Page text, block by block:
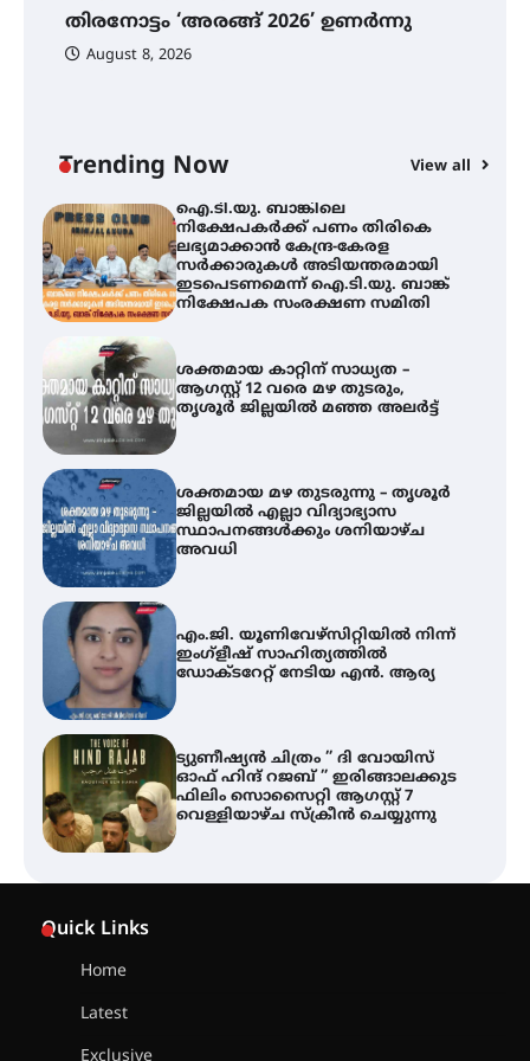
തിരനോട്ടം ‘അരങ്ങ് 2026’ ഉണർന്നു
August 8, 2026
Trending Now View all
വെള്ളിയാഴ്ച സ്‌ക്രീൻ ചെയ്യുന്നു
ഐ.ടി.യു. ബാങ്കിലെ
നിക്ഷേപകർക്ക് പണം തിരികെ
ലഭ്യമാക്കാൻ കേന്ദ്ര-കേരള
സർക്കാരുകൾ അടിയന്തരമായി
ഇടപെടണമെന്ന് ഐ.ടി.യു. ബാങ്ക്
നിക്ഷേപക സംരക്ഷണ സമിതി
ശക്തമായ കാറ്റിന് സാധ്യത –
ആഗസ്റ്റ് 12 വരെ മഴ തുടരും,
തൃശൂർ ജില്ലയിൽ മഞ്ഞ അലർട്ട്
ശക്തമായ മഴ തുടരുന്നു – തൃശൂർ
ജില്ലയിൽ എല്ലാ വിദ്യാഭ്യാസ
സ്ഥാപനങ്ങൾക്കും ശനിയാഴ്ച
അവധി
എം.ജി. യൂണിവേഴ്‌സിറ്റിയിൽ നിന്ന്
ഇംഗ്ളീഷ് സാഹിത്യത്തിൽ
ഡോക്ടറേറ്റ് നേടിയ എൻ. ആര്യ
ട്യുണീഷ്യൻ ചിത്രം ” ദി വോയിസ്
ഓഫ് ഹിന്ദ് റജബ് ” ഇരിങ്ങാലക്കുട
ഫിലിം സൊസൈറ്റി ആഗസ്റ്റ് 7
വെള്ളിയാഴ്ച സ്‌ക്രീൻ ചെയ്യുന്നു
Quick Links
Home
Latest
Exclusive